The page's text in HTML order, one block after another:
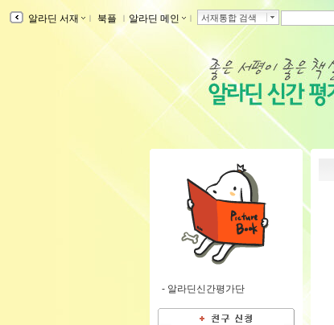
알라딘 서재 ｌ 북플 ｌ알라딘 메인 ｌ 서재통합 검색
- 알라딘신간평가단